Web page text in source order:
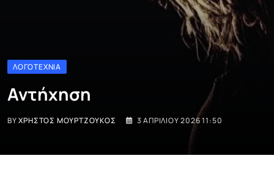
ΛΟΓΟΤΕΧΝΊΑ
Αντήχηση
BYΧΡΉΣΤΟΣ ΜΟΥΡΤΖΟΎΚΟΣ 3 ΑΠΡΙΛΊΟΥ 2026 11:50